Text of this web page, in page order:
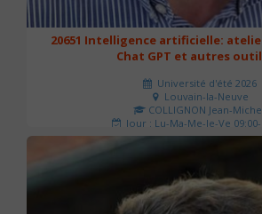
20651 Intelligence artificielle:
Chat GPT et autres
Université d'été 2026
Louvain-la-Neuve
COLLIGNON Jean-
Jour : Lu-Ma-Me-Je-Ve
Nombre de séances : 2